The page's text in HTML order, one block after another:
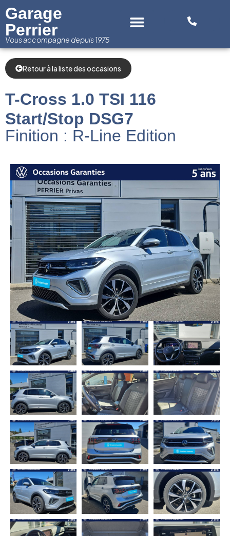
Garage
Perrier
Vous accompagne depuis 1975
Retour à la liste des occasions
T-Cross 1.0 TSI 116
Start/Stop DSG7
Finition : R-Line Edition